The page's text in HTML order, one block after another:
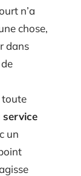
n’a
chose,
dans
toute
service
un